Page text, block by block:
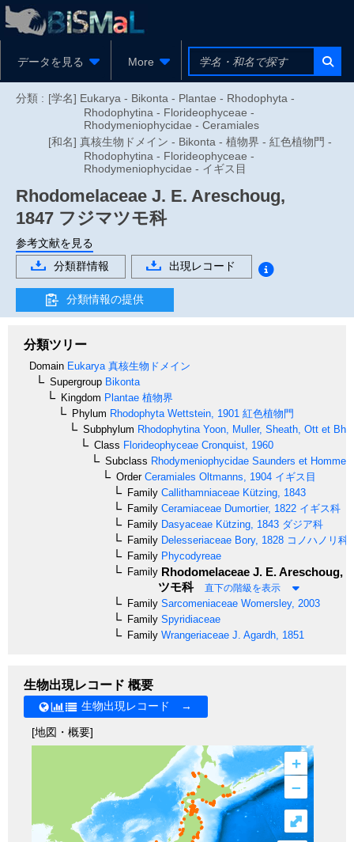
データを見る More
分類 : [学名] Eukarya - Bikonta - Plantae - Rhodophyta -
Rhodophytina - Florideophyceae -
Rhodymeniophycidae - Ceramiales
[和名] 真核生物ドメイン - Bikonta - 植物界 - 紅色植物門 -
Rhodophytina - Florideophyceae -
Rhodymeniophycidae - イギス目
Rhodomelaceae J. E. Areschoug,
1847 フジマツモ科
参考文献を見る
分類群情報
出現レコード
分類情報の提供
分類ツリー
Domain Eukarya 真核生物ドメイン
Supergroup Bikonta
Kingdom Plantae 植物界
Phylum Rhodophyta Wettstein, 1901 紅色植物門
Subphylum Rhodophytina Yoon, Muller, Sheath, Ott et
Class Florideophyceae Cronquist, 1960
Subclass Rhodymeniophycidae Saunders et
OrderCeramiales Oltmanns, 1904 イギス目
Family Callithamniaceae Kützing, 1843
Family Ceramiaceae Dumortier, 1822 イギス科
Family Dasyaceae Kützing, 1843 ダジア科
Family Delesseriaceae Bory, 1828 コノハノリ科
Family Phycodyreae
Family Rhodomelaceae J. E. Areschoug,
ツモ科
直下の階級を表示
Family Sarcomeniaceae Womersley, 2003
Family Spyridiaceae
Family Wrangeriaceae J. Agardh, 1851
生物出現レコード 概要
生物出現レコード →
[地図・概要]
+
–
⤢